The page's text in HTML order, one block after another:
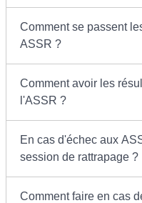
Comment se passent
ASSR ?
Comment avoir les
l'ASSR ?
En cas d'échec aux
session de rattrapage ?
Comment faire en cas